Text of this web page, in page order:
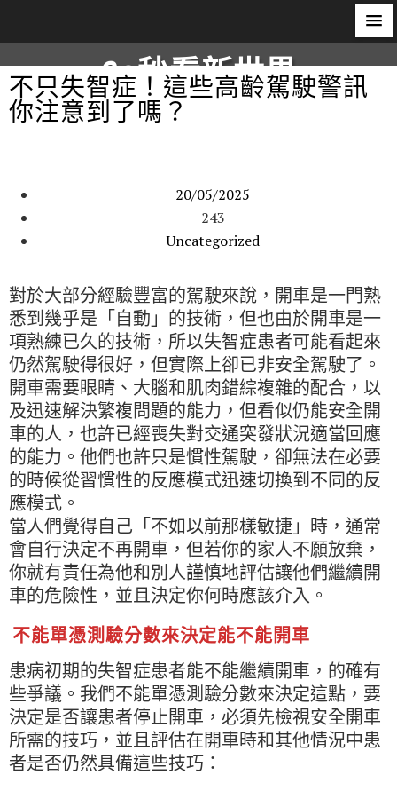
60秒看新世界
柿子文化
不只失智症！這些高齡駕駛警訊
你注意到了嗎？
20/05/2025
243
Uncategorized
對於大部分經驗豐富的駕駛來說，開車是一門熟
悉到幾乎是「自動」的技術，但也由於開車是一
項熟練已久的技術，所以失智症患者可能看起來
仍然駕駛得很好，但實際上卻已非安全駕駛了。
開車需要眼睛、大腦和肌肉錯綜複雜的配合，以
及迅速解決繁複問題的能力，但看似仍能安全開
車的人，也許已經喪失對交通突發狀況適當回應
的能力。他們也許只是慣性駕駛，卻無法在必要
的時候從習慣性的反應模式迅速切換到不同的反
應模式。
當人們覺得自己「不如以前那樣敏捷」時，通常
會自行決定不再開車，但若你的家人不願放棄，
你就有責任為他和別人謹慎地評估讓他們繼續開
車的危險性，並且決定你何時應該介入。
不能單憑測驗分數來決定能不能開車
患病初期的失智症患者能不能繼續開車，的確有
些爭議。我們不能單憑測驗分數來決定這點，要
決定是否讓患者停止開車，必須先檢視安全開車
所需的技巧，並且評估在開車時和其他情況中患
者是否仍然具備這些技巧：